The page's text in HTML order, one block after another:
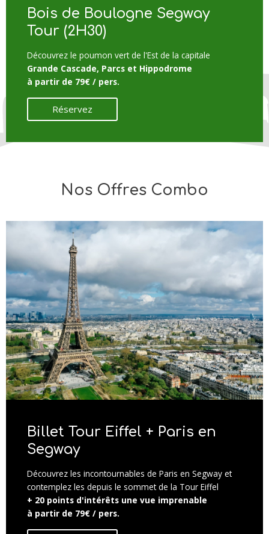
Bois de Boulogne Segway
Tour (2H30)
Découvrez le poumon vert de l'Est de la capitale
Grande Cascade, Parcs et Hippodrome
à partir de 79€ / pers.
Réservez
Nos Offres Combo
Billet Tour Eiffel + Paris en
Segway
Découvrez les incontournables de Paris en Segway et
contemplez les depuis le sommet de la Tour Eiffel
+ 20 points d'intérêts une vue imprenable
à partir de 79€ / pers.